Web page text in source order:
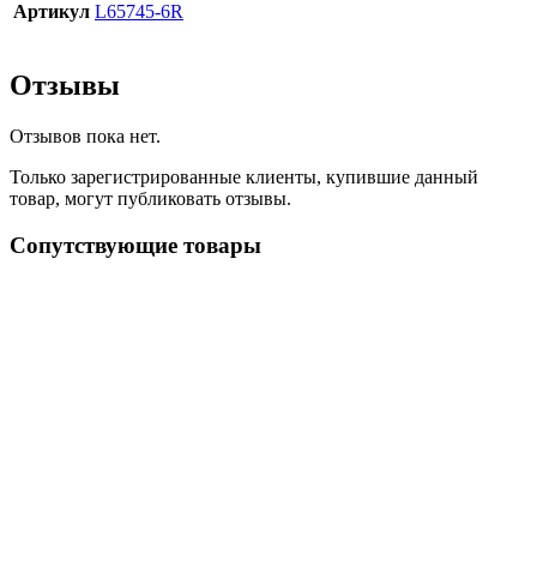
Артикул L65745-6R
Отзывы
Отзывов пока нет.
Только зарегистрированные клиенты, купившие данный
товар, могут публиковать отзывы.
Сопутствующие товары